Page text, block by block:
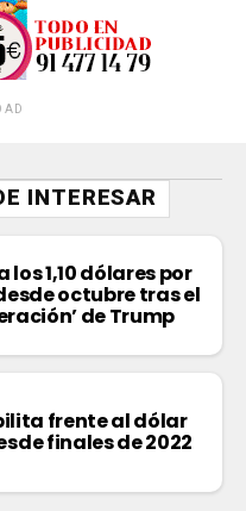
INTERESAR
los 1,10 dólares por
octubre tras el
de Trump
frente al dólar
finales de 2022